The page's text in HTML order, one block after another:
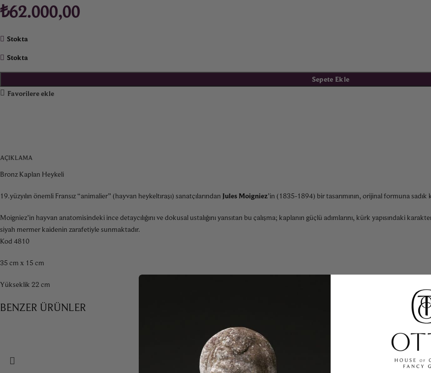
₺62.000,00
Stokta
Stokta
Sepete Ekle
Favorilere ekle
AÇIKLAMA
Bronz Kaplan Heykeli
19.yüzyılın önemli Fransız “animalier” (hayvan heykeltıraşı) sanatçılarından Jules Moigniez’in (1835-1894) bir tasarımının, orijinal formuna
Moigniez’in hayvan anatomisindeki ince detaycılığını ve dokusal ustalığını yansıtan bu çalışma; kaplanın güçlü adımlarını, kürk yapısındaki
siyah mermer kaidenin zarafetiyle sunmaktadır.
Kod 4810
35 cm x 15 cm
Yükseklik 22 cm
BENZER ÜRÜNLER